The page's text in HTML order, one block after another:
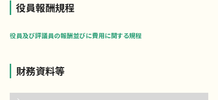
役員報酬規程
役員及び評議員の報酬並びに費用に関する規程
財務資料等